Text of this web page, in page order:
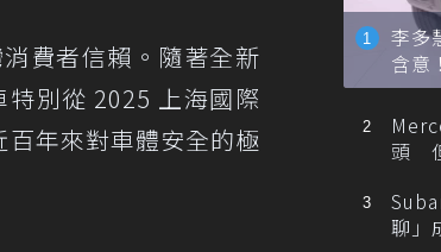
費者信賴。隨著全新
特別從 2025 上海國際
百年來對車體安全的極
李多
含意
忙找
頭
聊」